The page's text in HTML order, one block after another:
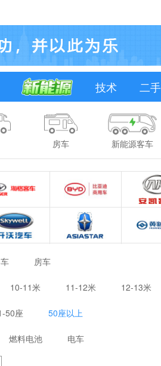
技术 二手
房车 新能源客车
房车
10-11米 11-12米 12-13米
50座 50座以上
燃料电池 电车